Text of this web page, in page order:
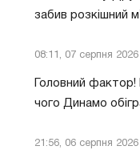
забив розкішний
08:11, 07 серпня
Головний
чого Динамо
21:56, 06 серпня